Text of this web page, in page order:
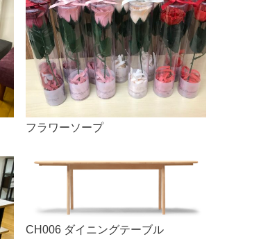
フラワーソープ
CH006 ダイニングテーブル